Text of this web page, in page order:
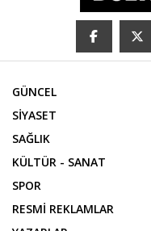
GÜNCEL
SİYASET
SAĞLIK
KÜLTÜR - SANAT
SPOR
RESMİ REKLAMLAR